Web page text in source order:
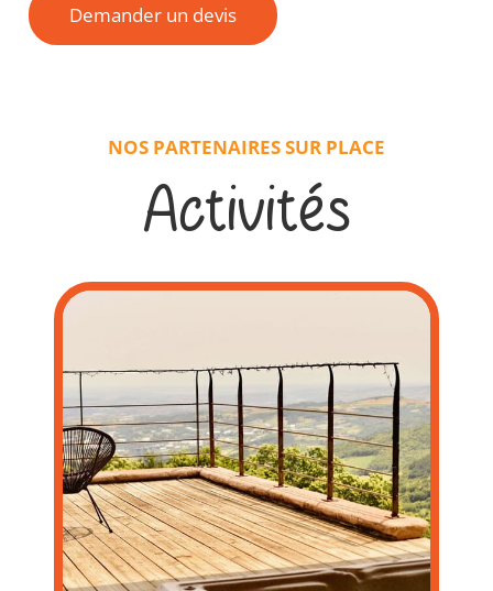
Demander un devis
NOS PARTENAIRES SUR PLACE
Activités